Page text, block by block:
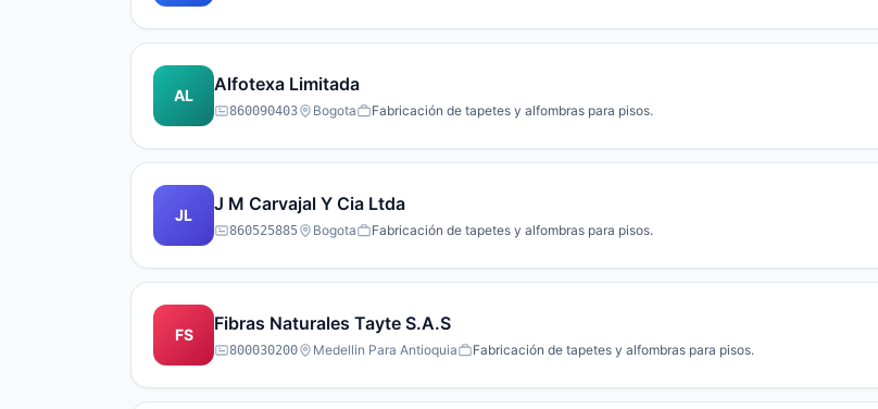
AL
Alfotexa Limitada
860090403 Bogota Fabricación de tapetes y alfombras para pisos.
JL
J M Carvajal Y Cia Ltda
860525885 Bogota Fabricación de tapetes y alfombras para pisos.
FS
Fibras Naturales Tayte S.A.S
800030200 Medellin Para Antioquia Fabricación de tapetes y alfombras para pisos.